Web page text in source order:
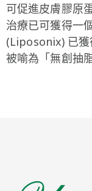
可促進皮膚膠原
治療已可獲得一
(Liposonix) 已獲
被喻為「無創抽